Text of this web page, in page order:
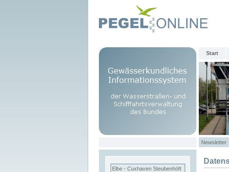
Start
Newsletter
Elbe - Cuxhaven Steubenhöft